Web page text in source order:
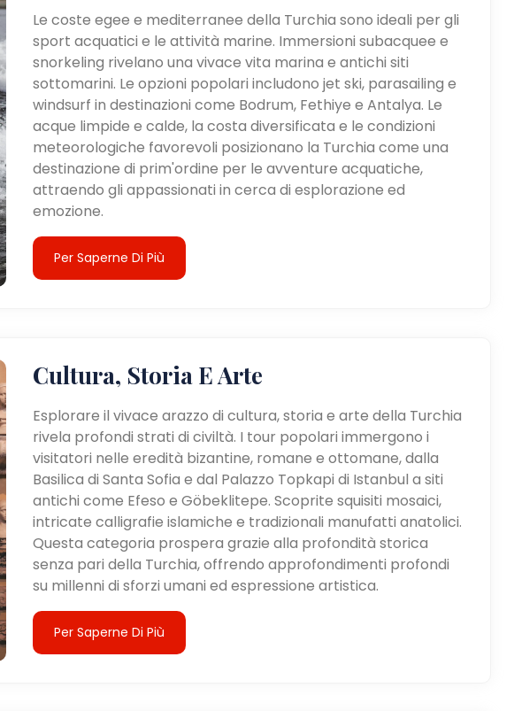
Le coste egee e mediterranee della Turchia sono ideali per gli
sport acquatici e le attività marine. Immersioni subacquee e
snorkeling rivelano una vivace vita marina e antichi siti
sottomarini. Le opzioni popolari includono jet ski, parasailing e
windsurf in destinazioni come Bodrum, Fethiye e Antalya. Le
acque limpide e calde, la costa diversificata e le condizioni
meteorologiche favorevoli posizionano la Turchia come una
destinazione di prim'ordine per le avventure acquatiche,
attraendo gli appassionati in cerca di esplorazione ed
emozione.
Per Saperne Di Più
Cultura, Storia E Arte
Esplorare il vivace arazzo di cultura, storia e arte della Turchia
rivela profondi strati di civiltà. I tour popolari immergono i
visitatori nelle eredità bizantine, romane e ottomane, dalla
Basilica di Santa Sofia e dal Palazzo Topkapi di Istanbul a siti
antichi come Efeso e Göbeklitepe. Scoprite squisiti mosaici,
intricate calligrafie islamiche e tradizionali manufatti anatolici.
Questa categoria prospera grazie alla profondità storica
senza pari della Turchia, offrendo approfondimenti profondi
su millenni di sforzi umani ed espressione artistica.
Per Saperne Di Più